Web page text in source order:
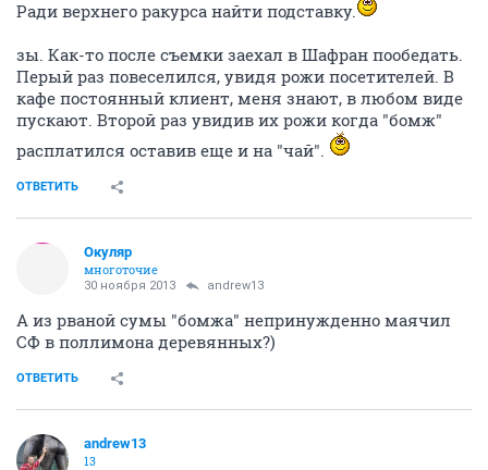
Ради верхнего ракурса найти подставку.
зы. Как-то после съемки заехал в Шафран пообедать.
Перый раз повеселился, увидя рожи посетителей. В
кафе постоянный клиент, меня знают, в любом виде
пускают. Второй раз увидив их рожи когда "бомж"
расплатился оставив еще и на "чай".
ОТВЕТИТЬ
Окуляр
многоточие
30 ноября 2013 andrew13
А из рваной сумы "бомжа" непринужденно маячил
СФ в поллимона деревянных?)
ОТВЕТИТЬ
andrew13
13